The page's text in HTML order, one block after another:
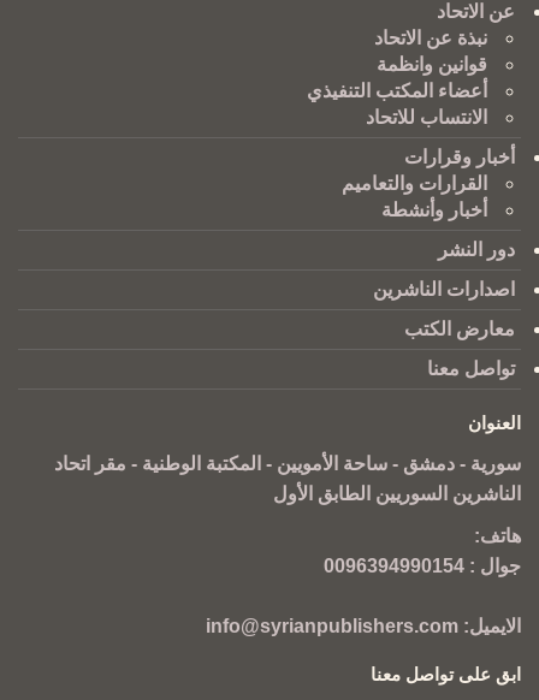
عن الاتحاد
نبذة عن الاتحاد
قوانين وانظمة
أعضاء المكتب التنفيذي
الانتساب للاتحاد
أخبار وقرارات
القرارات والتعاميم
أخبار وأنشطة
دور النشر
اصدارات الناشرين
معارض الكتب
تواصل معنا
العنوان
سورية - دمشق - ساحة الأمويين - المكتبة الوطنية - مقر اتحاد
الناشرين السوريين الطابق الأول
هاتف:
جوال : 0096394990154
الايميل: info@syrianpublishers.com
ابق على تواصل معنا